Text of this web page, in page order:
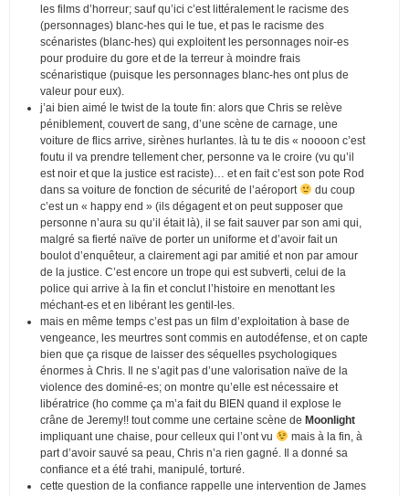
les films d’horreur; sauf qu’ici c’est littéralement le racisme des
(personnages) blanc-hes qui le tue, et pas le racisme des
scénaristes (blanc-hes) qui exploitent les personnages noir-es
pour produire du gore et de la terreur à moindre frais
scénaristique (puisque les personnages blanc-hes ont plus de
valeur pour eux).
j’ai bien aimé le twist de la toute fin: alors que Chris se relève
péniblement, couvert de sang, d’une scène de carnage, une
voiture de flics arrive, sirènes hurlantes. là tu te dis « noooon c’est
foutu il va prendre tellement cher, personne va le croire (vu qu’il
est noir et que la justice est raciste)… et en fait c’est son pote Rod
dans sa voiture de fonction de sécurité de l’aéroport
du coup
c’est un « happy end » (ils dégagent et on peut supposer que
personne n’aura su qu’il était là), il se fait sauver par son ami qui,
malgré sa fierté naïve de porter un uniforme et d’avoir fait un
boulot d’enquêteur, a clairement agi par amitié et non par amour
de la justice. C’est encore un trope qui est subverti, celui de la
police qui arrive à la fin et conclut l’histoire en menottant les
méchant-es et en libérant les gentil-les.
mais en même temps c’est pas un film d’exploitation à base de
vengeance, les meurtres sont commis en autodéfense, et on capte
bien que ça risque de laisser des séquelles psychologiques
énormes à Chris. Il ne s’agit pas d’une valorisation naïve de la
violence des dominé-es; on montre qu’elle est nécessaire et
libératrice (ho comme ça m’a fait du BIEN quand il explose le
crâne de Jeremy!! tout comme une certaine scène de Moonlight
impliquant une chaise, pour celleux qui l’ont vu
mais à la fin, à
part d’avoir sauvé sa peau, Chris n’a rien gagné. Il a donné sa
confiance et a été trahi, manipulé, torturé.
cette question de la confiance rappelle une intervention de James